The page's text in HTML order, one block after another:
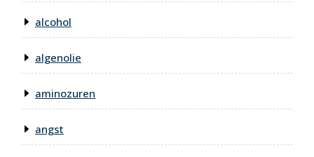
alcohol
algenolie
aminozuren
angst